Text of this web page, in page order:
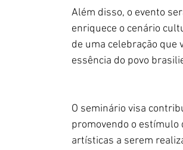
Além disso, o evento
enriquece o cenário
de uma celebração
essência do povo
O seminário visa
promovendo o
artísticas a serem